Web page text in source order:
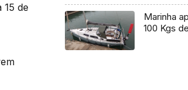
de
Marinha
100 Kgs